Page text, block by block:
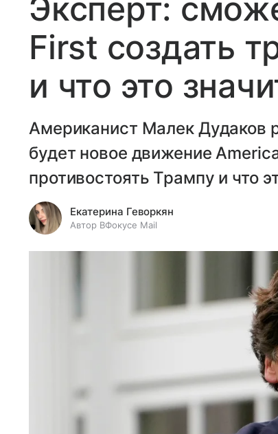
Эксперт:
First создать
и что это
Американист Малек Дудаков
будет новое движение
противостоять Трампу и что
Екатерина Геворкян
Автор ВФокусе Mail